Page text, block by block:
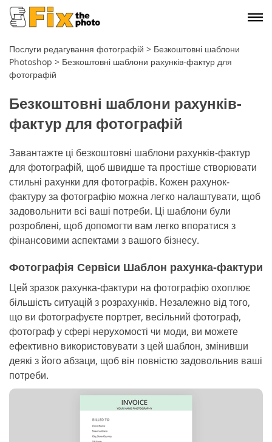
Послуги редагування фотографій > Безкоштовні шаблони
Photoshop > Безкоштовні шаблони рахунків-фактур для
фотографій
Безкоштовні шаблони рахунків-
фактур для фотографій
Завантажте ці безкоштовні шаблони рахунків-фактур
для фотографій, щоб швидше та простіше створювати
стильні рахунки для фотографів. Кожен рахунок-
фактуру за фотографію можна легко налаштувати, щоб
задовольнити всі ваші потреби. Ці шаблони були
розроблені, щоб допомогти вам легко впоратися з
фінансовими аспектами з вашого бізнесу.
Фотографія Сервіси Шаблон рахунка-фактури
Цей зразок рахунка-фактури на фотографію охоплює
більшість ситуацій з розрахунків. Незалежно від того,
що ви фотографуєте портрет, весільний фотограф,
фотограф у сфері нерухомості чи моди, ви можете
ефективно використовувати з цей шаблон, змінивши
деякі з його абзаци, щоб він повністю задовольнив ваші
потреби.